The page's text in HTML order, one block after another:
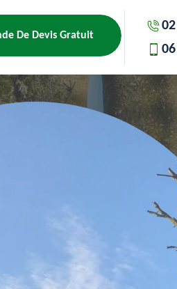
De Devis Gratuit